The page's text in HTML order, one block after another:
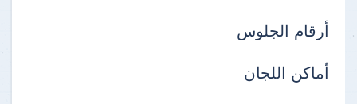
أرقام الجلوس
أماكن اللجان